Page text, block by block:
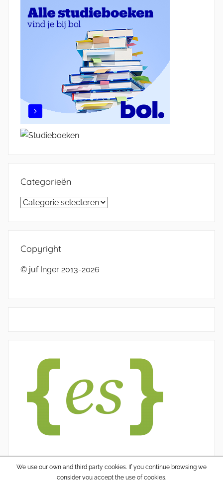
Categorieën
Categorieën
Copyright
© juf Inger 2013-2026
We use our own and third party cookies. If you continue browsing we
consider you accept the use of cookies.